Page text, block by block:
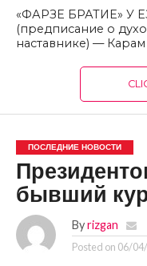
«ФАРЗЕ БРАТИЕ» У
(предписание о
наставнике) —
ПОСЛЕДНИЕ НОВОСТИ
бывший
By rizgan
Posted on 06/